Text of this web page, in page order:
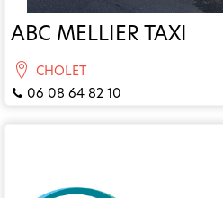
ABC MELLIER TAXI
CHOLET
06 08 64 82 10